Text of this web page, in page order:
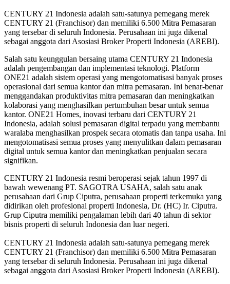
CENTURY 21 Indonesia adalah satu-satunya pemegang merek
CENTURY 21 (Franchisor) dan memiliki 6.500 Mitra Pemasaran
yang tersebar di seluruh Indonesia. Perusahaan ini juga dikenal
sebagai anggota dari Asosiasi Broker Properti Indonesia (AREBI).
Salah satu keunggulan bersaing utama CENTURY 21 Indonesia
adalah pengembangan dan implementasi teknologi. Platform
ONE21 adalah sistem operasi yang mengotomatisasi banyak proses
operasional dari semua kantor dan mitra pemasaran. Ini benar-benar
menggandakan produktivitas mitra pemasaran dan meningkatkan
kolaborasi yang menghasilkan pertumbuhan besar untuk semua
kantor. ONE21 Homes, inovasi terbaru dari CENTURY 21
Indonesia, adalah solusi pemasaran digital terpadu yang membantu
waralaba menghasilkan prospek secara otomatis dan tanpa usaha. Ini
mengotomatisasi semua proses yang menyulitkan dalam pemasaran
digital untuk semua kantor dan meningkatkan penjualan secara
signifikan.
CENTURY 21 Indonesia resmi beroperasi sejak tahun 1997 di
bawah wewenang PT. SAGOTRA USAHA, salah satu anak
perusahaan dari Grup Ciputra, perusahaan properti terkemuka yang
didirikan oleh profesional properti Indonesia, Dr. (HC) Ir. Ciputra.
Grup Ciputra memiliki pengalaman lebih dari 40 tahun di sektor
bisnis properti di seluruh Indonesia dan luar negeri.
CENTURY 21 Indonesia adalah satu-satunya pemegang merek
CENTURY 21 (Franchisor) dan memiliki 6.500 Mitra Pemasaran
yang tersebar di seluruh Indonesia. Perusahaan ini juga dikenal
sebagai anggota dari Asosiasi Broker Properti Indonesia (AREBI).